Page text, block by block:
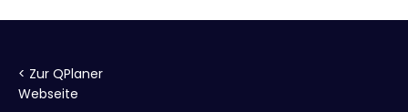
< Zur QPlaner
Webseite